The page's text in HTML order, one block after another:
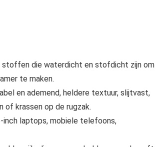
stoffen die waterdicht en stofdicht zijn om
te maken.
en ademend, heldere textuur, slijtvast,
of krassen op de rugzak.
laptops, mobiele telefoons,